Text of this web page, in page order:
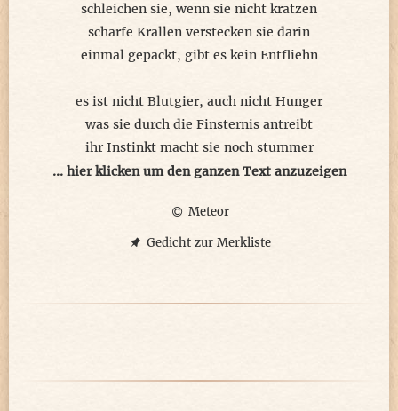
Der gute Plan sieht dafür vor,
Kinder für die Nachfolge zu finden,
um sie für das Gute zu gewinnen
schleichen sie, wenn sie nicht kratzen
scharfe Krallen verstecken sie darin
einmal gepackt, gibt es kein Entfliehn
es ist nicht Blutgier, auch nicht Hunger
was sie durch die Finsternis antreibt
ihr Instinkt macht sie noch stummer
wenn sich ihre wahre Natur offen zeigt
sie sind da, wenn sie gebraucht werden
stehen bei, gegen unheilvolle Mächte
nur ihrem Schatten wirst du aufspüren
... hier klicken um den ganzen Text anzuzeigen
Meteor
Gedicht zur Merkliste